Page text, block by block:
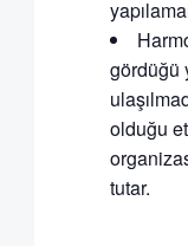
gördüğü
olduğu
tutar.